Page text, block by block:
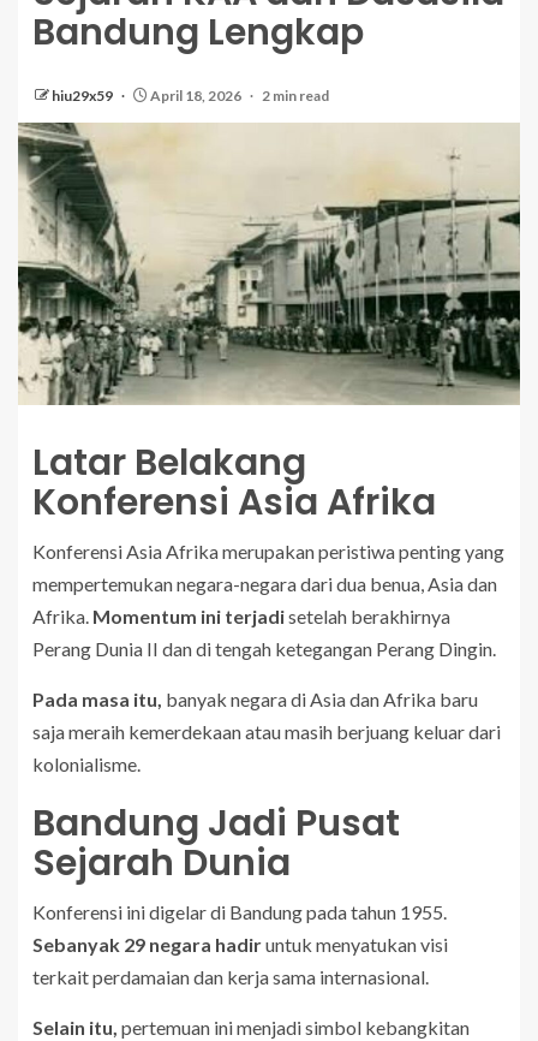
Bandung Lengkap
hiu29x59 April 18, 2026 2 min read
Latar Belakang
Konferensi Asia Afrika
Konferensi Asia Afrika merupakan peristiwa penting yang
mempertemukan negara-negara dari dua benua, Asia dan
Afrika. Momentum ini terjadisetelah berakhirnya
Perang Dunia II dan di tengah ketegangan Perang Dingin.
Pada masa itu, banyak negara di Asia dan Afrika baru
saja meraih kemerdekaan atau masih berjuang keluar dari
kolonialisme.
Bandung Jadi Pusat
Sejarah Dunia
Konferensi ini digelar di Bandung pada tahun 1955.
Sebanyak 29 negara hadiruntuk menyatukan visi
terkait perdamaian dan kerja sama internasional.
Selain itu, pertemuan ini menjadi simbol kebangkitan